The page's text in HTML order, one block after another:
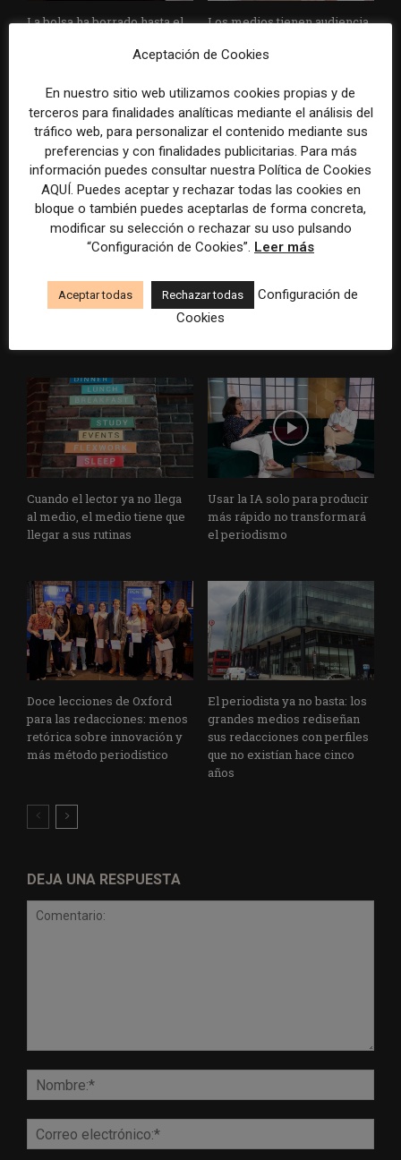
La bolsa ha borrado hasta el
grandes grupos de prensa
Los medios tienen audiencia,
cómo activar a los lectores
silencio
El buzón como nueva
portada: la estrategia de los
medios para conquistar
ciudad a ciudad
resúmenes con IA de Google
en las noticias de última hora:
el ejemplo de USA Today
Cuando el lector ya no llega
al medio, el medio tiene que
llegar a sus rutinas
Usar la IA solo para producir
más rápido no transformará
el periodismo
Doce lecciones de Oxford
para las redacciones: menos
retórica sobre innovación y
más método periodístico
El periodista ya no basta: los
grandes medios rediseñan
sus redacciones con perfiles
que no existían hace cinco
años
DEJA UNA RESPUESTA
Aceptación de Cookies
En nuestro sitio web utilizamos cookies propias y de
terceros para finalidades analíticas mediante el análisis del
tráfico web, para personalizar el contenido mediante sus
preferencias y con finalidades publicitarias. Para más
información puedes consultar nuestra Política de Cookies
AQUÍ. Puedes aceptar y rechazar todas las cookies en
bloque o también puedes aceptarlas de forma concreta,
modificar su selección o rechazar su uso pulsando
“Configuración de Cookies”. Leer más
Aceptar todas Rechazar todas
Configuración de
Cookies